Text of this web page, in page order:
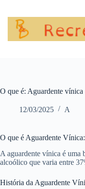
conteúdo
O que é: Aguardente vínica
12/03/2025 A
O que é Aguardente
A aguardente vínica é uma
alcoólico que varia entre
História da Aguardente